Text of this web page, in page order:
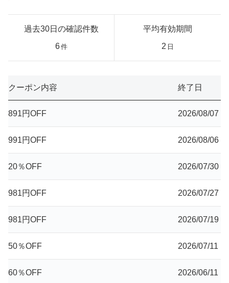
過去30日の確認件数
6件
平均有効期間
2 日
クーポン内容 終了日
891円OFF 2026/08/07
991円OFF 2026/08/06
20％OFF 2026/07/30
981円OFF 2026/07/27
981円OFF 2026/07/19
50％OFF 2026/07/11
60％OFF 2026/06/11